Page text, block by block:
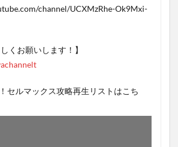
channel/UCXMzRhe-Ok9Mxi-
くお願いします！】
セルマックス攻略再生リストはこち